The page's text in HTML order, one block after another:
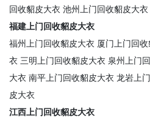
回收貂皮大衣 池州上门回收貂皮大衣
福建上门回收貂皮大衣
福州上门回收貂皮大衣 厦门上门回
衣 三明上门回收貂皮大衣 泉州上门
大衣 南平上门回收貂皮大衣 龙岩上
皮大衣
江西上门回收貂皮大衣